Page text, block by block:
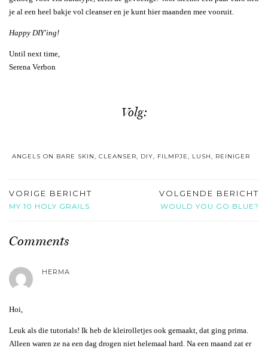
je al een heel bakje vol cleanser en je kunt hier maanden mee vooruit.
Happy DIY'ing!
Until next time,
Serena Verbon
Volg:
ANGELS ON BARE SKIN, CLEANSER, DIY, FILMPJE, LUSH, REINIGER
VORIGE BERICHT
MY 10 HOLY GRAILS
VOLGENDE BERICHT
WOULD YOU GO BLUE?
Comments
HERMA
Hoi,
Leuk als die tutorials! Ik heb de kleirolletjes ook gemaakt, dat ging prima.
Alleen waren ze na een dag drogen niet helemaal hard. Na een maand zat er